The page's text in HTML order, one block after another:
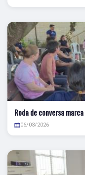
Roda de conversa
06/03/2026